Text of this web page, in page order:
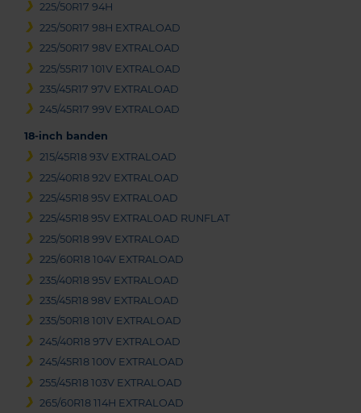
225/50R17 94H
225/50R17 98H EXTRALOAD
225/50R17 98V EXTRALOAD
225/55R17 101V EXTRALOAD
235/45R17 97V EXTRALOAD
245/45R17 99V EXTRALOAD
18-inch banden
215/45R18 93V EXTRALOAD
225/40R18 92V EXTRALOAD
225/45R18 95V EXTRALOAD
225/45R18 95V EXTRALOAD RUNFLAT
225/50R18 99V EXTRALOAD
225/60R18 104V EXTRALOAD
235/40R18 95V EXTRALOAD
235/45R18 98V EXTRALOAD
235/50R18 101V EXTRALOAD
245/40R18 97V EXTRALOAD
245/45R18 100V EXTRALOAD
255/45R18 103V EXTRALOAD
265/60R18 114H EXTRALOAD